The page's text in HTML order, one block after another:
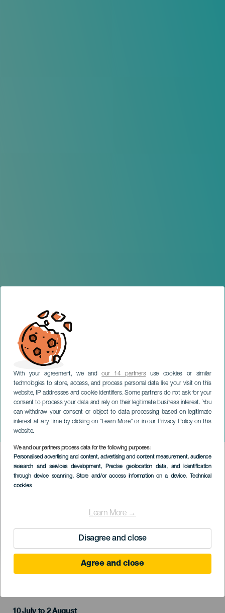
With your agreement, we andour 14 partnersuse cookies or similar
technologies to store, access, and process personal data like your visit on this
website, IP addresses and cookie identifiers. Some partners do not ask for your
consent to process your data and rely on their legitimate business interest. You
can withdraw your consent or object to data processing based on legitimate
interest at any time by clicking on “Learn More” or in our Privacy Policy on this
website.
We and our partners process data for the following purposes:
Personalised advertising and content, advertising and content measurement, audience
research and services development, Precise geolocation data, and identification
through device scanning, Store and/or access information on a device, Technical
cookies
Learn More →
Disagree and close
Agree and close
A Paperos Fesztiválok
GRAN CANARIA
Imagen
Listado
10 July to 2 August